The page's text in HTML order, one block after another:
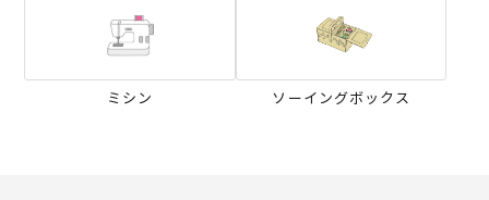
ミシン ソーイングボックス